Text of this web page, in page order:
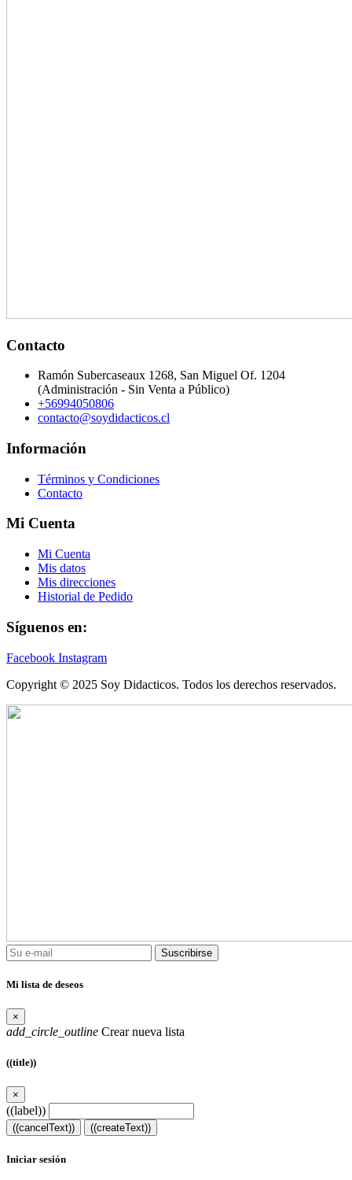
Contacto
Ramón Subercaseaux 1268, San Miguel Of. 1204
(Administración - Sin Venta a Público)
+56994050806
contacto@soydidacticos.cl
Información
Términos y Condiciones
Contacto
Mi Cuenta
Mi Cuenta
Mis datos
Mis direcciones
Historial de Pedido
Síguenos en:
Facebook Instagram
Copyright © 2025 Soy Didacticos. Todos los derechos reservados.
Suscribirse
Mi lista de deseos
×
add_circle_outline Crear nueva lista
((title))
×
((label))
((cancelText)) ((createText))
Iniciar sesión